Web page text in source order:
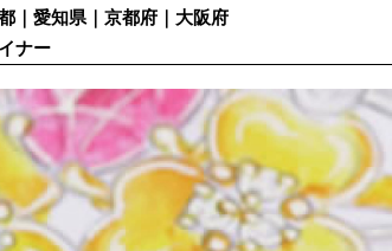
｜愛知県｜京都府｜大阪府
ナー